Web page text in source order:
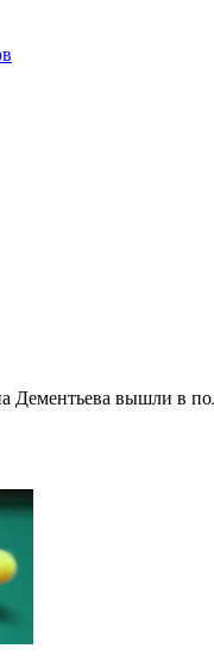
Дементьева вышли в